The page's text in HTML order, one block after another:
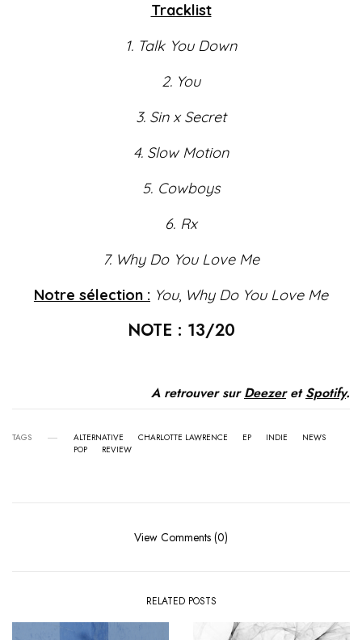
Tracklist
1. Talk You Down
2. You
3. Sin x Secret
4. Slow Motion
5. Cowboys
6. Rx
7. Why Do You Love Me
Notre sélection : You, Why Do You Love Me
NOTE : 13/20
A retrouver surDeezeretSpotify.
TAGS ALTERNATIVE CHARLOTTE LAWRENCE EP INDIE
NEWS
POP
REVIEW
View Comments (0)
RELATED POSTS